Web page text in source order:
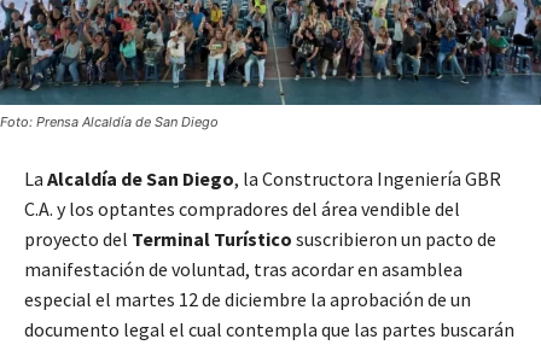
Foto: Prensa Alcaldía de San Diego
La Alcaldía de San Diego, la Constructora Ingeniería GBR
C.A. y los optantes compradores del área vendible del
proyecto del Terminal Turístico suscribieron un pacto de
manifestación de voluntad, tras acordar en asamblea
especial el martes 12 de diciembre la aprobación de un
documento legal el cual contempla que las partes buscarán